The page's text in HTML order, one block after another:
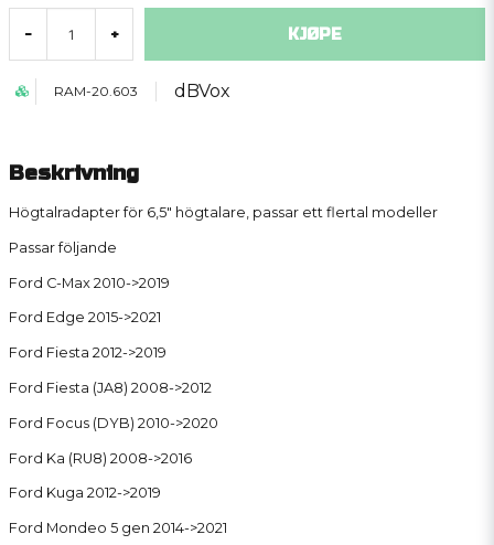
- + KJØPE
RAM-20.603 dBVox
Beskrivning
Högtalradapter för 6,5" högtalare, passar ett flertal modeller
Passar följande
Ford C-Max 2010->2019
Ford Edge 2015->2021
Ford Fiesta 2012->2019
Ford Fiesta (JA8) 2008->2012
Ford Focus (DYB) 2010->2020
Ford Ka (RU8) 2008->2016
Ford Kuga 2012->2019
Ford Mondeo 5 gen 2014->2021